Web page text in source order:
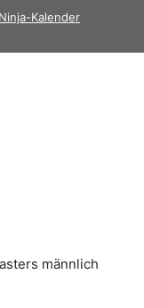
Ninja-Kalender
männlich